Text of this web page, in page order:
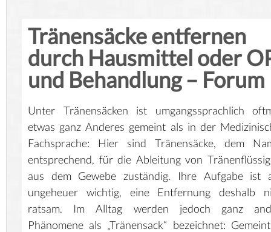
Tränensäcke entfernen
durch Hausmittel oder
und Behandlung – Forum
Unter Tränensäcken ist umgangssprachlich
etwas ganz Anderes gemeint als in der
Fachsprache: Hier sind Tränensäcke, dem
entsprechend, für die Ableitung von
aus dem Gewebe zuständig. Ihre Aufgabe ist
ungeheuer wichtig, eine Entfernung deshalb
ratsam. Im Alltag werden jedoch ganz
Phänomene als „Tränensack“ bezeichnet: